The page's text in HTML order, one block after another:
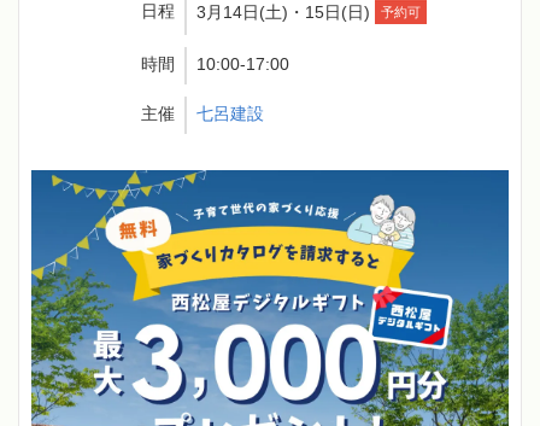
日程 3月14日(土)・15日(日) 予約可
時間 10:00-17:00
主催 七呂建設